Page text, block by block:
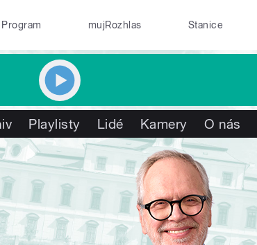
Program mujRozhlas Stanice
Playlisty Lidé Kamery O nás